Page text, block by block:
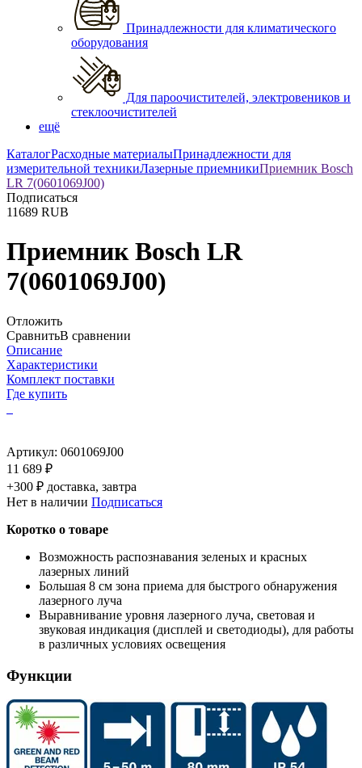
Принадлежности для климатического
оборудования
Для пароочистителей, электровеников и
стеклоочистителей
ещё
КаталогРасходные материалыПринадлежности для
измерительной техникиЛазерные приемникиПриемник Bosch
LR 7(0601069J00)
Подписаться
11689 RUB
Приемник Bosch LR
7(0601069J00)
Отложить
СравнитьВ сравнении
Описание
Характеристики
Комплект поставки
Где купить
Артикул: 0601069J00
11 689 ₽
+300 ₽ доставка, завтра
Нет в наличии Подписаться
Коротко о товаре
Возможность распознавания зеленых и красных
лазерных линий
Большая 8 см зона приема для быстрого обнаружения
лазерного луча
Выравнивание уровня лазерного луча, световая и
звуковая индикация (дисплей и светодиоды), для работы
в различных условиях освещения
Функции